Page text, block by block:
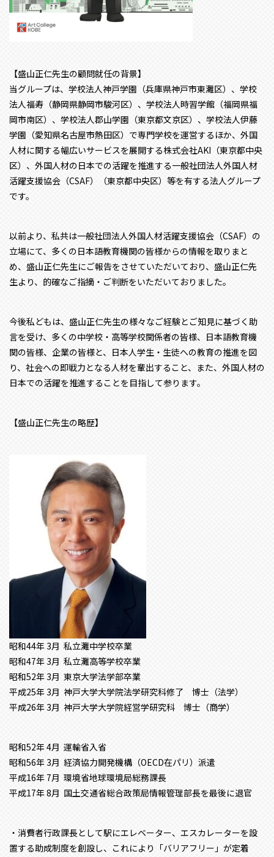
【盛山正仁先生の顧問就任の背景】
当グループは、学校法人神戸学園（兵庫県神戸市東灘区）、学校
法人福寿（静岡県静岡市駿河区）、学校法人時習学館（福岡県福
岡市南区）、学校法人郡山学園（東京都文京区）、学校法人伊藤
学園（愛知県名古屋市熱田区）で専門学校を運営するほか、外国
人材に関する幅広いサービスを展開する株式会社AKI（東京都中央
区）、外国人材の日本での活躍を推進する一般社団法人外国人材
活躍支援協会（CSAF）（東京都中央区）等を有する法人グループ
です。
以前より、私共は一般社団法人外国人材活躍支援協会（CSAF）の
立場にて、多くの日本語教育機関の皆様からの情報を取りまと
め、盛山正仁先生にご報告をさせていただいており、盛山正仁先
生より、的確なご指摘・ご判断をいただいておりました。
今後私どもは、盛山正仁先生の様々なご経験とご知見に基づく助
言を受け、多くの中学校・高等学校関係者の皆様、日本語教育機
関の皆様、企業の皆様と、日本人学生・生徒への教育の推進を図
り、社会への即戦力となる人材を輩出すること、また、外国人材の
日本での活躍を推進することを目指して参ります。
【盛山正仁先生の略歴】
昭和44年 3月 私立灘中学校卒業
昭和47年 3月 私立灘高等学校卒業
昭和52年 3月 東京大学法学部卒業
平成25年 3月 神戸大学大学院法学研究科修了 博士（法学）
平成26年 3月 神戸大学大学院経営学研究科 博士（商学）
昭和52年 4月 運輸省入省
昭和56年 3月 経済協力開発機構（OECD在パリ）派遣
平成16年 7月 環境省地球環境局総務課長
平成17年 8月 国土交通省総合政策局情報管理部長を最後に退官
・消費者行政課長として駅にエレベーター、エスカレーターを設
置する助成制度を創設し、これにより「バリアフリー」が定着